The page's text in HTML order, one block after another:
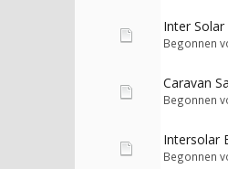
Inter Solar
Begonnen
Caravan
Begonnen
Intersolar
Begonnen